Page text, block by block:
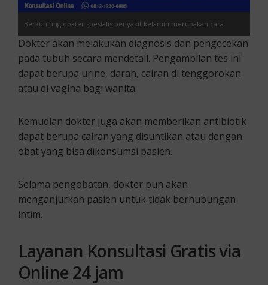
Berkunjung dokter spesialis penyakit kelamin merupakan cara
mengatasi terbaik untuk gonore keluar darah
Dokter akan melakukan diagnosis dan pengecekan
pada tubuh secara mendetail. Pengambilan tes ini
dapat berupa urine, darah, cairan di tenggorokan
atau di vagina bagi wanita.
Kemudian dokter juga akan memberikan antibiotik
dapat berupa cairan yang disuntikan atau dengan
obat yang bisa dikonsumsi pasien.
Selama pengobatan, dokter pun akan
menganjurkan pasien untuk tidak berhubungan
intim.
Layanan Konsultasi Gratis via
Online 24 jam